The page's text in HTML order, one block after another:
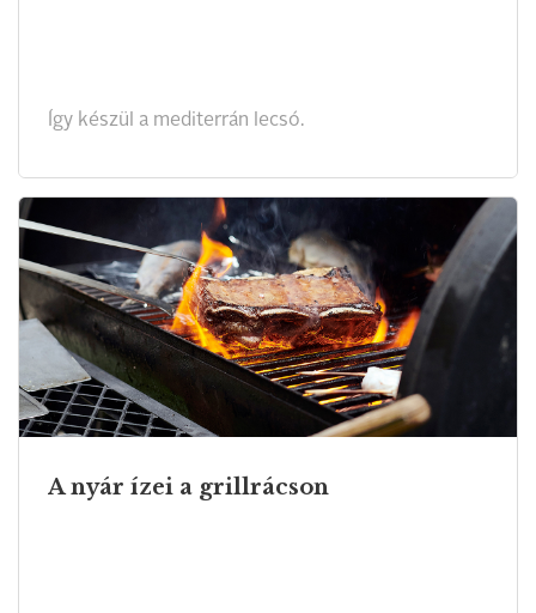
Így készül a mediterrán lecsó.
A nyár ízei a grillrácson